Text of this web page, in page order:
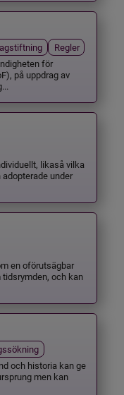
Regler
för
på uppdrag av
likaså vilka
under
en oförutsägbar
och kan
och historia kan ge
men kan